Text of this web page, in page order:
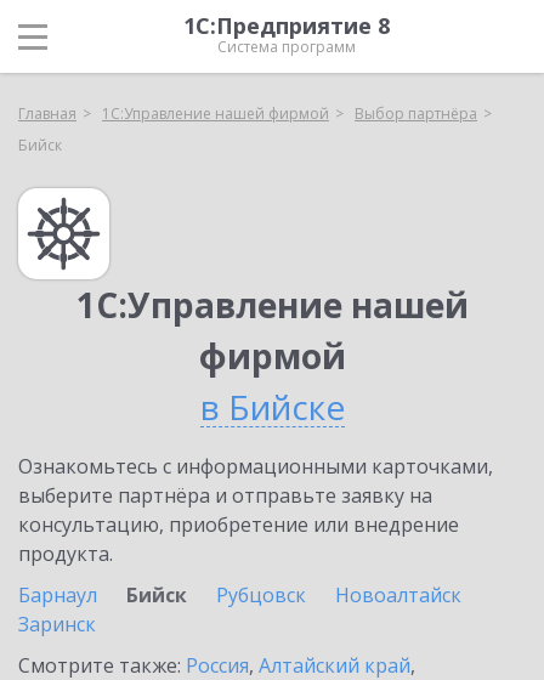
1С:Предприятие 8
Система программ
Главная 1С:Управление нашей фирмой
Выбор партнёра
Бийск
1С:Управление нашей
фирмой
в Бийске
Ознакомьтесь с информационными карточками,
выберите партнёра и отправьте заявку на
консультацию, приобретение или внедрение
продукта.
Барнаул
Бийск Рубцовск
Новоалтайск
Заринск
Смотрите также: Россия, Алтайский край,